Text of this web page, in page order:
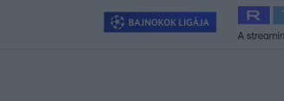
Exek csatája 2026 Celeb